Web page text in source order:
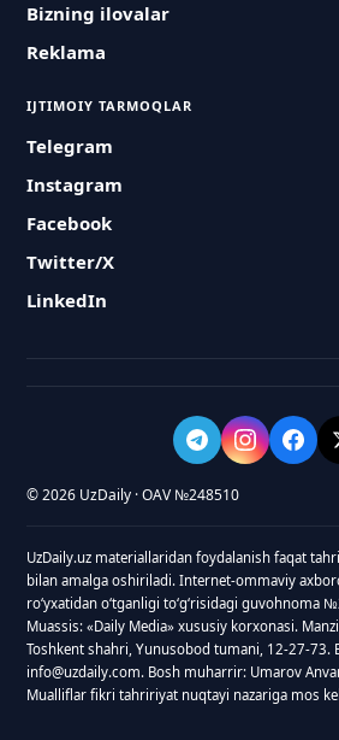
Bizning ilovalar
Reklama
IJTIMOIY TARMOQLAR
Telegram
Instagram
Facebook
Twitter/X
LinkedIn
© 2026 UzDaily · OAV №248510
UzDaily.uz materiallaridan foydalanish faqat
bilan amalga oshiriladi. Internet-ommaviy
roʻyxatidan oʻtganligi toʻgʻrisidagi guvohnoma
Muassis: «Daily Media» xususiy korxonasi.
Toshkent shahri, Yunusobod tumani, 12-27-73.
info@uzdaily.com. Bosh muharrir: Umarov
Mualliflar fikri tahririyat nuqtayi nazariga mos